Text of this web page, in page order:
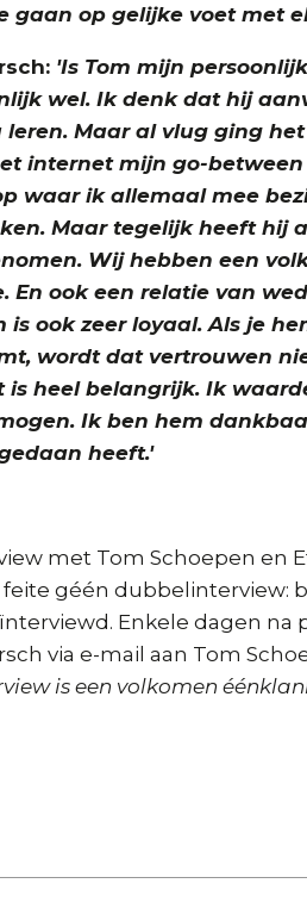
gaan op gelijke voet met
'Is Tom mijn
wel. Ik denk dat hij
Maar al vlug ging
internet mijn go-
waar ik allemaal mee
Maar tegelijk heeft hij
Wij hebben een
En ook een relatie van
is ook zeer loyaal. Als je
wordt dat vertrouwen
is heel belangrijk. Ik
Ik ben hem
heeft.'
met Tom Schoepen en
géén dubbelinterview:
Enkele dagen na
via e-mail aan Tom
is een volkomen